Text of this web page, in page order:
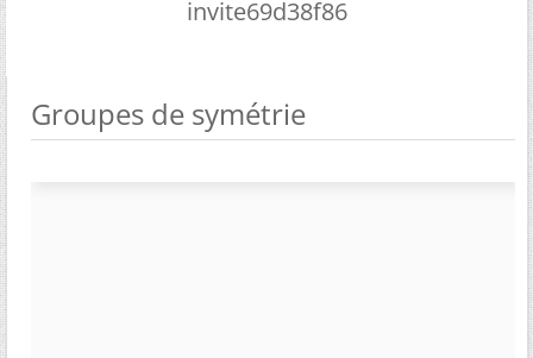
invite69d38f86
Groupes de symétrie